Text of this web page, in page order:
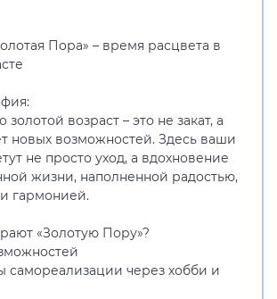
Пора» – время расцвета в
возраст – это не закат, а
новых возможностей. Здесь ваши
не просто уход, а вдохновение
жизни, наполненной радостью,
гармонией.
«Золотую Пору»?
через хобби и